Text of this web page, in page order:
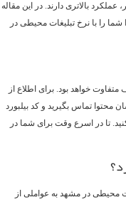
بالاتری دارند. در این مقاله
شما را با نرخ تبلیغات محیطی در
خواهد بود. برای اطلاع از
تماس بگیرید و کد بیلبورد
تا در اسرع وقت برای شما در
محیطی در مشهد به عواملی از